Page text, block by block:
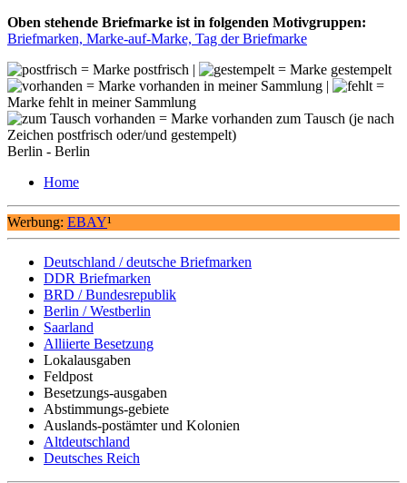
Oben stehende Briefmarke ist in folgenden Motivgruppen:
Briefmarken, Marke-auf-Marke, Tag der Briefmarke
= Marke postfrisch |
= Marke gestempelt
= Marke vorhanden in meiner Sammlung |
=
Marke fehlt in meiner Sammlung
= Marke vorhanden zum Tausch (je nach
Zeichen postfrisch oder/und gestempelt)
Berlin - Berlin
Home
Werbung: EBAY¹
Deutschland / deutsche Briefmarken
DDR Briefmarken
BRD / Bundesrepublik
Berlin / Westberlin
Saarland
Alliierte Besetzung
Lokalausgaben
Feldpost
Besetzungs-ausgaben
Abstimmungs-gebiete
Auslands-postämter und Kolonien
Altdeutschland
Deutsches Reich